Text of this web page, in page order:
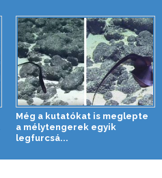
Még a kutatókat is meglepte
a mélytengerek egyik
legfurcsá...